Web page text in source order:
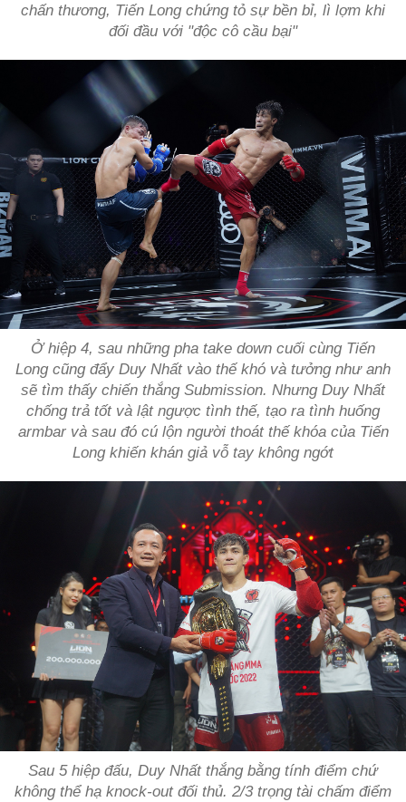
chấn thương, Tiến Long chứng tỏ sự bền bỉ, lì lợm khi
đối đầu với "độc cô cầu bại"
Ở hiệp 4, sau những pha take down cuối cùng Tiến
Long cũng đẩy Duy Nhất vào thế khó và tưởng như anh
sẽ tìm thấy chiến thắng Submission. Nhưng Duy Nhất
chống trả tốt và lật ngược tình thế, tạo ra tình huống
armbar và sau đó cú lộn người thoát thế khóa của Tiến
Long khiến khán giả vỗ tay không ngớt
Sau 5 hiệp đấu, Duy Nhất thắng bằng tính điểm chứ
không thể hạ knock-out đối thủ. 2/3 trọng tài chấm điểm